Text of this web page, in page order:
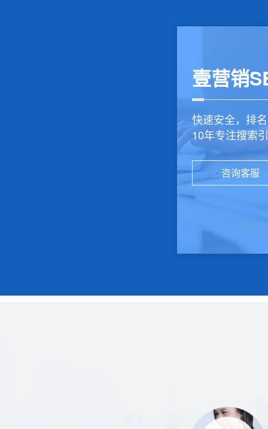
优化周期：
优化周期： 一个月
北京诺鼎技术服
站优化，关键词排
壹营销
快速安全，排
10年专注搜索
咨询客服